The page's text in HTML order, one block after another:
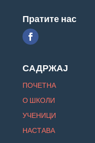
Пратите нас
САДРЖАЈ
ПОЧЕТНА
О ШКОЛИ
УЧЕНИЦИ
НАСТАВА